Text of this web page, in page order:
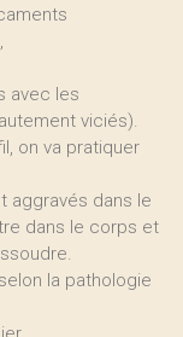
avec les
viciés).
on va pratiquer
aggravés dans le
dans le corps et
la pathologie